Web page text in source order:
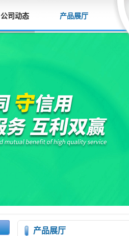
公司动态 产品展厅
产品展厅